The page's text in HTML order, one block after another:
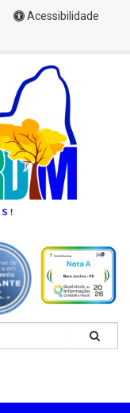
Acessibilidade